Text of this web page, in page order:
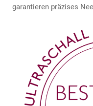
garantieren präzises